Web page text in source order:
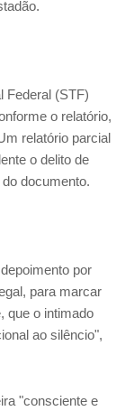
Federal (STF)
o relatório,
relatório parcial
o delito de
documento.
por
para marcar
que o intimado
ao silêncio",
"consciente e